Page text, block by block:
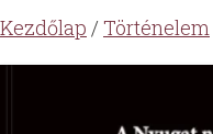
Kezdőlap /Történelem